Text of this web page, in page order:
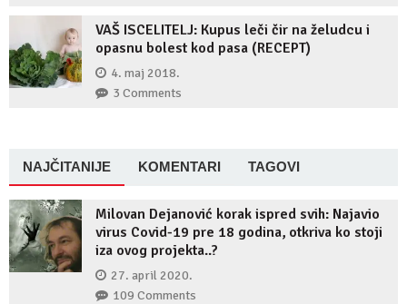
VAŠ ISCELITELJ: Kupus leči čir na želudcu i
opasnu bolest kod pasa (RECEPT)
4. maj 2018.
3 Comments
NAJČITANIJE KOMENTARI TAGOVI
Milovan Dejanović korak ispred svih: Najavio
virus Covid-19 pre 18 godina, otkriva ko stoji
iza ovog projekta..?
27. april 2020.
109 Comments